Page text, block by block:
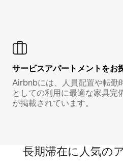
サービスアパートメントをお
Airbnbには、人員配置や転勤
としての利用に最適な家具完
が掲載されています。
長期滞在に人気の